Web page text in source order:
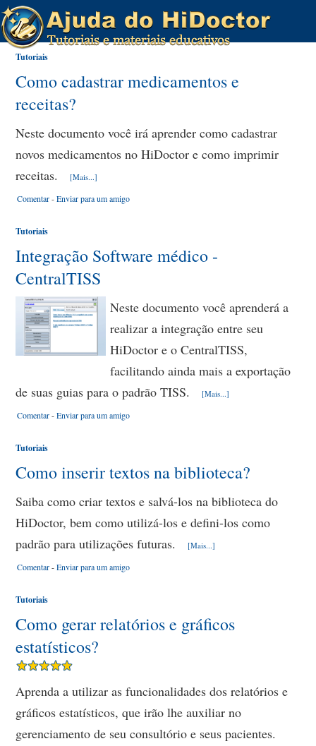
Tutoriais
Como cadastrar medicamentos e
receitas?
Neste documento você irá aprender como cadastrar
novos medicamentos no HiDoctor e como imprimir
receitas.
[Mais...]
Comentar-Enviar para um amigo
Tutoriais
Integração Software médico -
CentralTISS
Neste documento você aprenderá a
realizar a integração entre seu
HiDoctor e o CentralTISS,
facilitando ainda mais a exportação
de suas guias para o padrão TISS.
[Mais...]
Comentar-Enviar para um amigo
Tutoriais
Como inserir textos na biblioteca?
Saiba como criar textos e salvá-los na biblioteca do
HiDoctor, bem como utilizá-los e defini-los como
padrão para utilizações futuras.
[Mais...]
Comentar-Enviar para um amigo
Tutoriais
Como gerar relatórios e gráficos
estatísticos?
Aprenda a utilizar as funcionalidades dos relatórios e
gráficos estatísticos, que irão lhe auxiliar no
gerenciamento de seu consultório e seus pacientes.